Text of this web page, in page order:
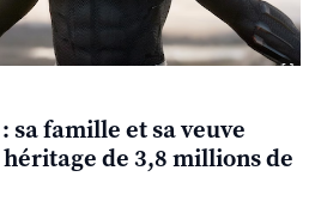
sa famille et sa veuve
de 3,8 millions de